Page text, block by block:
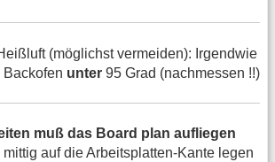
(möglichst vermeiden): Irgendwie
Backofen unter 95 Grad (nachmessen !!)
muß das Board plan aufliegen
auf die Arbeitsplatten-Kante legen